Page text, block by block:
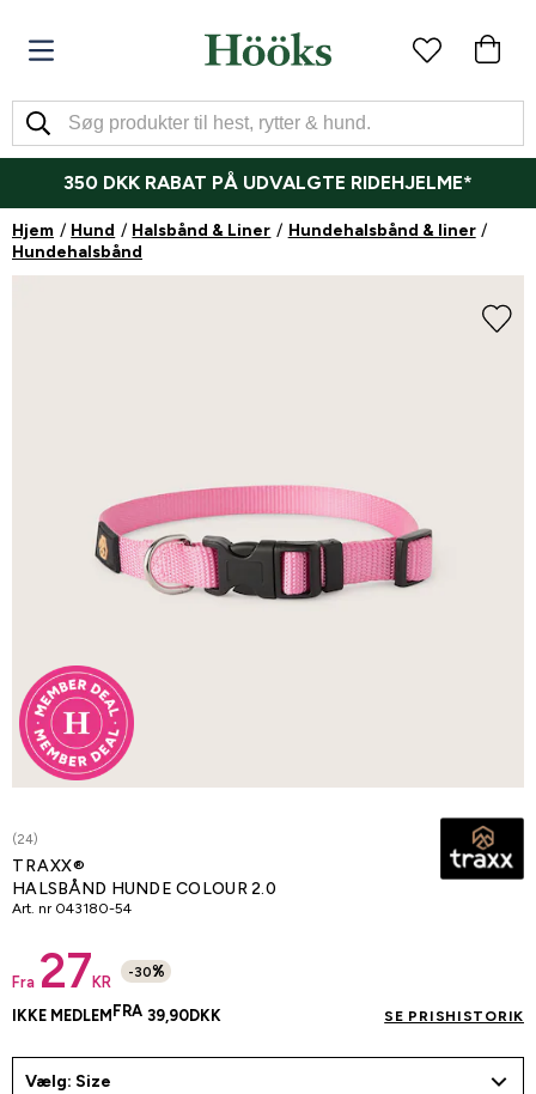
350 DKK RABAT PÅ UDVALGTE RIDEHJELME*
Hjem Hund Halsbånd & Liner
Hundehalsbånd & liner
Hundehalsbånd
(24)
TRAXX®
HALSBÅND HUNDE COLOUR 2.0
Art. nr 043180-54
Fra 27 KR
-30%
IKKE MEDLEM FRA 39,90DKK SE PRISHISTORIK
Vælg: Size